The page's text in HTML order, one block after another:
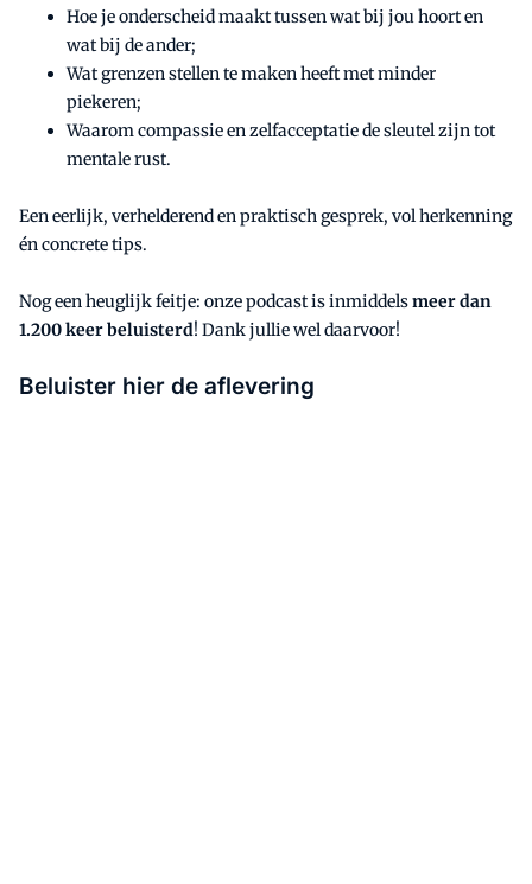
Hoe je onderscheid maakt tussen wat bij jou hoort en
wat bij de ander;
Wat grenzen stellen te maken heeft met minder
piekeren;
Waarom compassie en zelfacceptatie de sleutel zijn tot
mentale rust.
Een eerlijk, verhelderend en praktisch gesprek, vol herkenning
én concrete tips.
Nog een heuglijk feitje: onze podcast is inmiddelsmeer dan
1.200 keer beluisterd! Dank jullie wel daarvoor!
Beluister hier de aflevering